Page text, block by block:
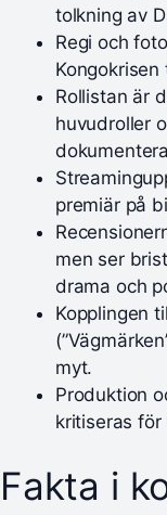
tolkning av
Regi och
Rollistan är
huvudroller
premiär på
men ser
drama och
Kopplingen
myt.
Produktion
kritiseras
Fakta i